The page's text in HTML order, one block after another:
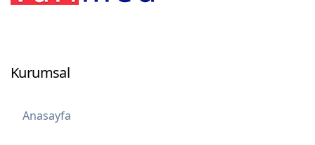
Kurumsal
Anasayfa